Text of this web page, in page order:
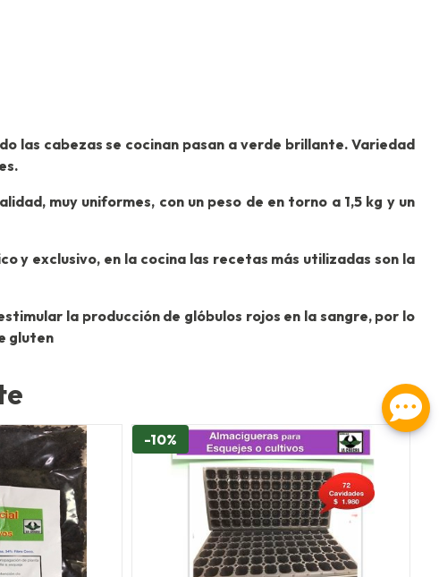
las cabezas se cocinan pasan a verde brillante. Variedad
muy uniformes, con un peso de en torno a 1,5 kg y un
y exclusivo, en la cocina las recetas más utilizadas son la
la producción de glóbulos rojos en la sangre, por lo
gluten
-10%